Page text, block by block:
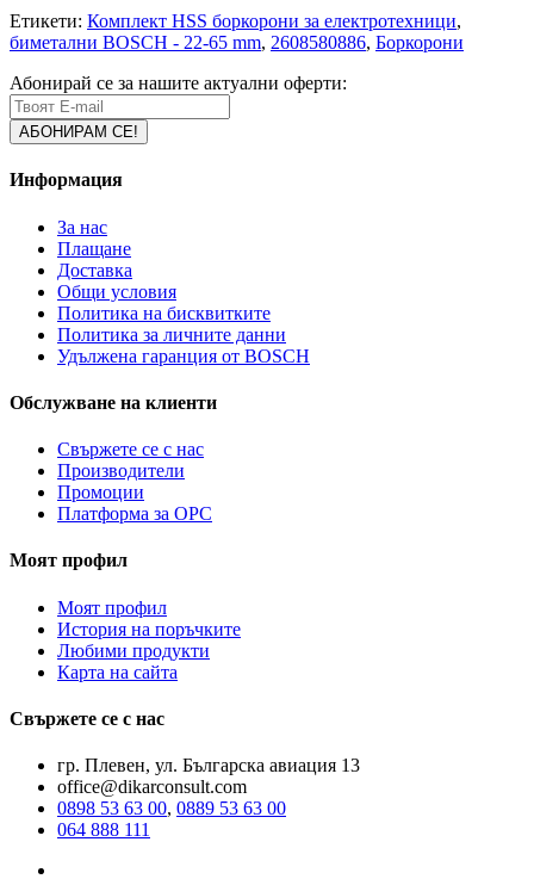
Етикети: Комплект HSS боркорони за електротехници,
биметални BOSCH - 22-65 mm, 2608580886, Боркорони
Абонирай се за нашите актуални оферти:
Информация
За нас
Плащане
Доставка
Общи условия
Политика на бисквитките
Политика за личните данни
Удължена гаранция от BOSCH
Обслужване на клиенти
Свържете се с нас
Производители
Промоции
Платформа за ОРС
Моят профил
Моят профил
История на поръчките
Любими продукти
Карта на сайта
Свържете се с нас
гр. Плевен, ул. Българска авиация 13
office@dikarconsult.com
0898 53 63 00, 0889 53 63 00
064 888 111